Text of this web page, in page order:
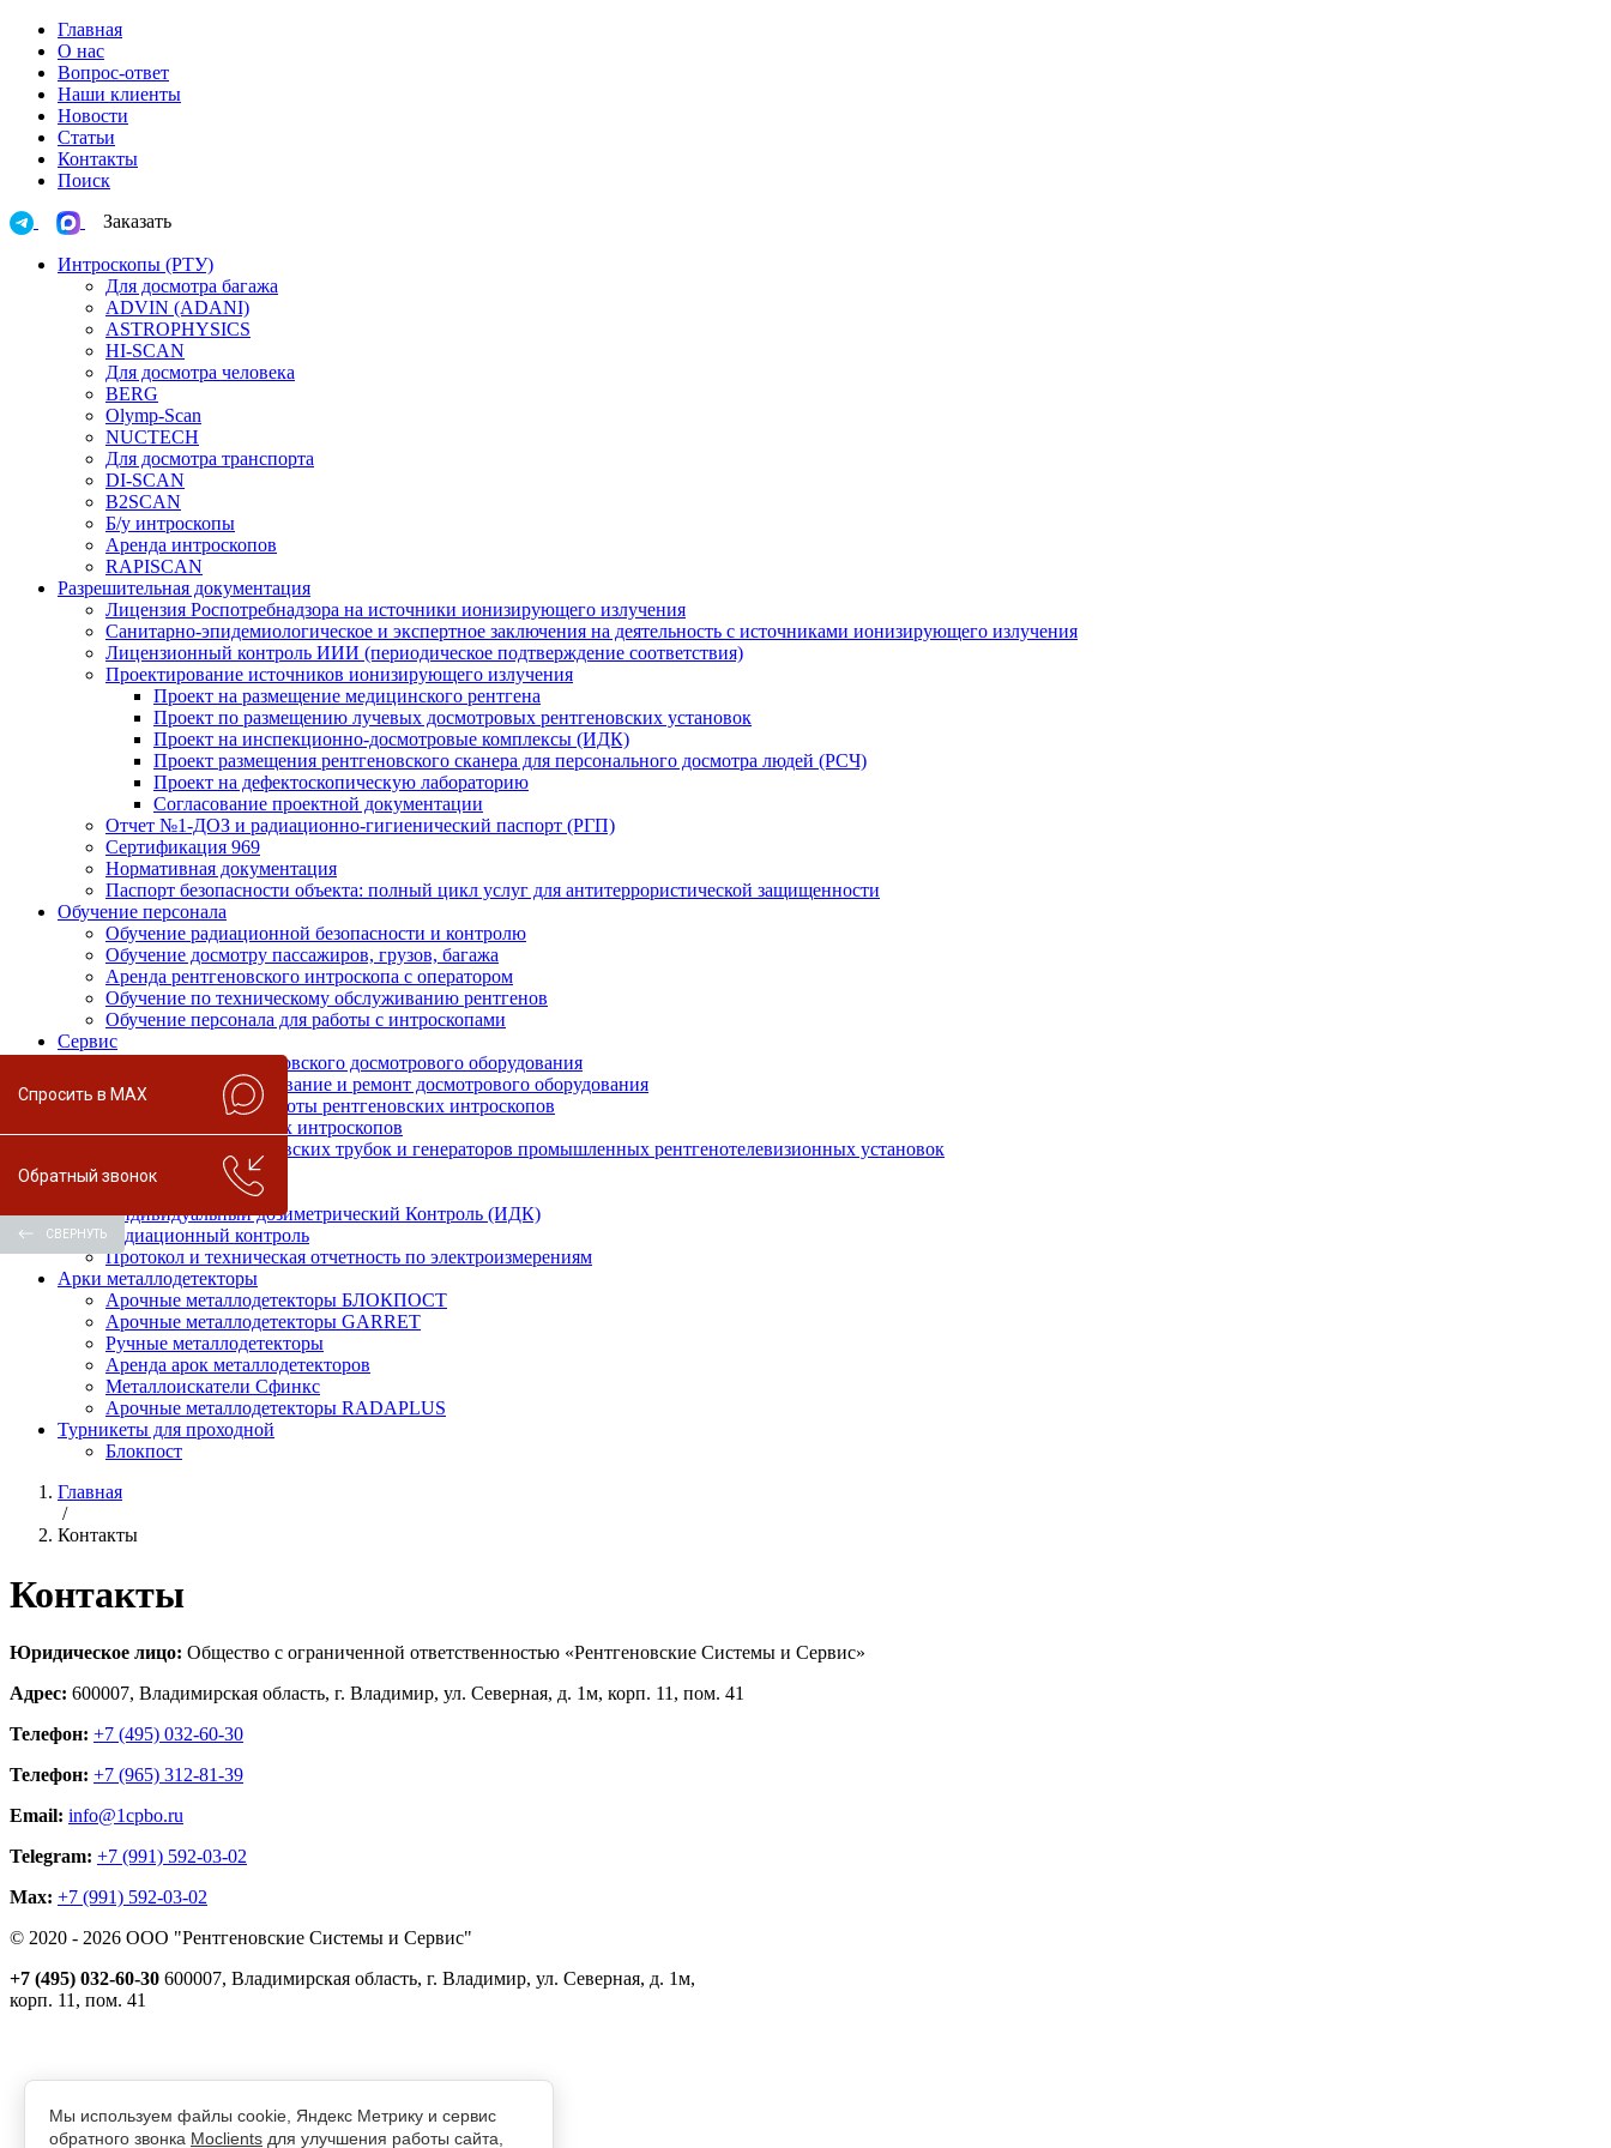
Главная
О нас
Вопрос-ответ
Наши клиенты
Новости
Статьи
Контакты
Поиск
Заказать
Интроскопы (РТУ)
Для досмотра багажа
ADVIN (ADANI)
ASTROPHYSICS
HI-SCAN
Для досмотра человека
BERG
Olymp-Scan
NUCTECH
Для досмотра транспорта
DI-SCAN
B2SCAN
Б/у интроскопы
Аренда интроскопов
RAPISCAN
Разрешительная документация
Лицензия Роспотребнадзора на источники ионизирующего излучения
Санитарно-эпидемиологическое и экспертное заключения на деятельность с источниками ионизирующего излучения
Лицензионный контроль ИИИ (периодическое подтверждение соответствия)
Проектирование источников ионизирующего излучения
Проект на размещение медицинского рентгена
Проект по размещению лучевых досмотровых рентгеновских установок
Проект на инспекционно-досмотровые комплексы (ИДК)
Проект размещения рентгеновского сканера для персонального досмотра людей (РСЧ)
Проект на дефектоскопическую лабораторию
Согласование проектной документации
Отчет №1-ДОЗ и радиационно-гигиенический паспорт (РГП)
Сертификация 969
Нормативная документация
Паспорт безопасности объекта: полный цикл услуг для антитеррористической защищенности
Обучение персонала
Обучение радиационной безопасности и контролю
Обучение досмотру пассажиров, грузов, багажа
Аренда рентгеновского интроскопа с оператором
Обучение по техническому обслуживанию рентгенов
Обучение персонала для работы с интроскопами
Сервис
Диагностика рентгеновского досмотрового оборудования
Техническое обслуживание и ремонт досмотрового оборудования
Пусконаладочные работы рентгеновских интроскопов
Ремонт рентгеновских интроскопов
Утилизация рентгеновских трубок и генераторов промышленных рентгенотелевизионных установок
Поставка ЗИП
Индивидуальный дозиметрический Контроль (ИДК)
Радиационный контроль
Протокол и техническая отчетность по электроизмерениям
Арки металлодетекторы
Арочные металлодетекторы БЛОКПОСТ
Арочные металлодетекторы GARRET
Ручные металлодетекторы
Аренда арок металлодетекторов
Металлоискатели Сфинкс
Арочные металлодетекторы RADAPLUS
Турникеты для проходной
Блокпост
Главная
/
Контакты
Контакты
Юридическое лицо: Общество с ограниченной ответственностью «Рентгеновские Системы и Сервис»
Адрес: 600007, Владимирская область, г. Владимир, ул. Северная, д. 1м, корп. 11, пом. 41
Телефон: +7 (495) 032-60-30
Телефон: +7 (965) 312-81-39
Email: info@1cpbo.ru
Telegram: +7 (991) 592-03-02
Max: +7 (991) 592-03-02
© 2020 - 2026 ООО "Рентгеновские Системы и Сервис"
+7 (495) 032-60-30 600007, Владимирская область, г. Владимир, ул. Северная, д. 1м,
корп. 11, пом. 41
Согласие на получение рекламно-информационной рассылки
Главная
Мы используем файлы cookie, Яндекс Метрику и сервис
обратного звонка Moclients для улучшения работы сайта,
Спросить в MAX
Обратный звонок
СВЕРНУТЬ